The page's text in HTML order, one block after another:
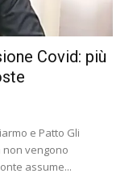
Covid: più
e Patto Gli
vengono
assume...